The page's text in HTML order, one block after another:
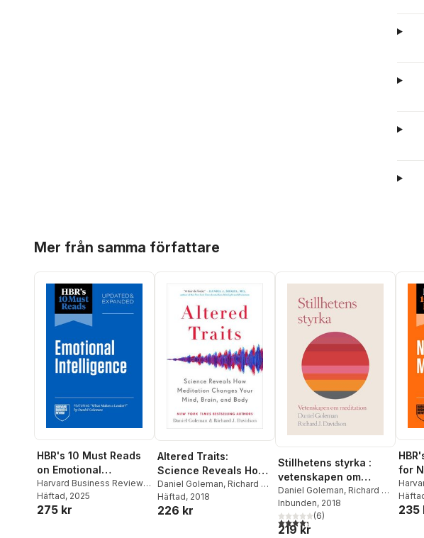
Mer från samma författare
HBR's 10 Must Reads
on Emotional
Intelligence, Updated
and Expanded
(featuring "What
Harvard Business Review,
Daniel Goleman
Ibarra ,Susan David
Häftad, 2025
275 kr
Altered Traits:
Science Reveals How
Meditation Changes
Your Mind, Brain, and
Body
Daniel Goleman, Richard J.
Davidson
Häftad, 2018
226 kr
Stillhetens styrka :
vetenskapen om
meditation
Daniel Goleman, Richard J
Davidson
Inbunden, 2018
4,3utav 5 stjärnor. Totalt antal röster:
(6)
219 kr
for
Linda
235